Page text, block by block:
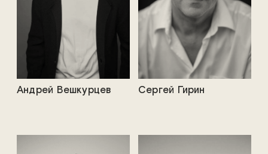
Сергей Гирин
Андрей Вешкурцев